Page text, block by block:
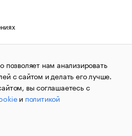
О соблюдении авторских прав
1995–2026.Сообщения
агентства «РБК»
службой по надзору в сфере
и массовых
09.12.2015 за номером ИА
пометкой «РБК». Отдельные
информацию,
нам анализировать
с сайтом и делать его лучше.
вы соглашаетесь с
и политикой